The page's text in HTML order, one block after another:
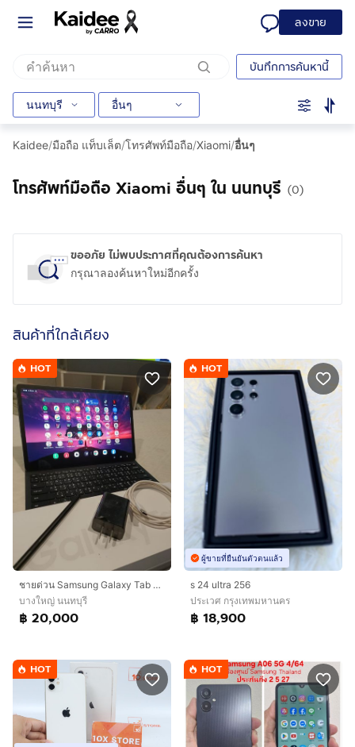
ลงขาย
บันทึกการค้นหานี้
นนทบุรี อื่นๆ
Kaidee/มือถือ แท็บเล็ต/โทรศัพท์มือถือ/Xiaomi/อื่นๆ
โทรศัพท์มือถือ Xiaomi อื่นๆ ใน นนทบุรี (0)
ขออภัย ไม่พบประกาศที่คุณต้องการค้นหา
กรุณาลองค้นหาใหม่อีกครั้ง
สินค้าที่ใกล้เคียง
HOT
ชายด่วน Samsung Galaxy Tab S9+ (wifi)
บางใหญ่ นนทบุรี
฿ 20,000
HOT
ผู้ขายที่ยืนยันตัวตนแล้ว
s 24 ultra 256
ประเวศ กรุงเทพมหานคร
฿ 18,900
HOT HOT